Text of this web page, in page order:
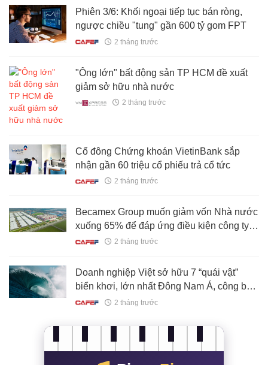
Phiên 3/6: Khối ngoại tiếp tục bán ròng,
ngược chiều "tung" gần 600 tỷ gom FPT
2 tháng trước
"Ông lớn" bất động sản TP HCM đề xuất
giảm sở hữu nhà nước
2 tháng trước
Cổ đông Chứng khoán VietinBank sắp
nhận gần 60 triệu cổ phiếu trả cổ tức
2 tháng trước
Becamex Group muốn giảm vốn Nhà nước
xuống 65% để đáp ứng điều kiện công ty
đại chúng2 tháng trước
Doanh nghiệp Việt sở hữu 7 “quái vật”
biển khơi, lớn nhất Đông Nam Á, công bố
kế hoạch quan trọng
2 tháng trước